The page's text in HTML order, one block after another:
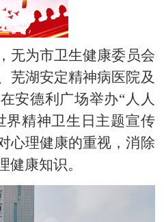
间：2025-10-10
无为市卫生健康委员会
芜湖安定精神病医院及
安德利广场举办“人人
界精神卫生日主题宣传
心理健康的重视，消除
健康知识。